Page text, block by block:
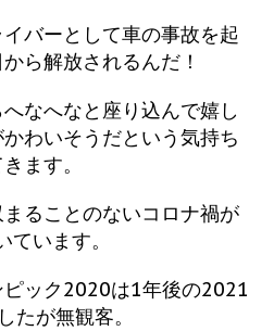
バーとして車の事故を起
ら解放されるんだ！
なへなと座り込んで嬉し
わいそうだという気持ち
ます。
ることのないコロナ禍が
います。
ック2020は1年後の2021
たが無観客。